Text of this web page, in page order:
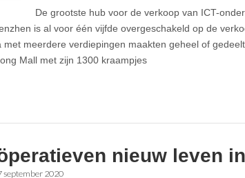
De grootste hub voor de verkoop van ICT-
is al voor één vijfde overgeschakeld op de
met meerdere verdiepingen maakten geheel of
Mall met zijn 1300 kraampjes
nieuw leven
september 2020